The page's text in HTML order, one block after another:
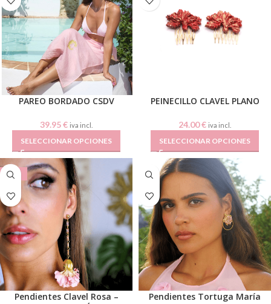
PAREO BORDADO CSDV
39.95€ iva incl.
SELECCIONAR OPCIONES
PEINECILLO CLAVEL PLANO
24.00€ iva incl.
SELECCIONAR OPCIONES
-34%
Pendientes Clavel Rosa –
Pendientes Tortuga María